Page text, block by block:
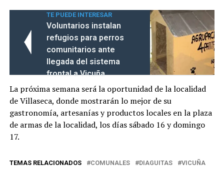
TE PUEDE INTERESAR
Voluntarios instalan
refugios para perros
comunitarios ante
llegada del sistema
frontal a Vicuña
La próxima semana será la oportunidad de la localidad
de Villaseca, donde mostrarán lo mejor de su
gastronomía, artesanías y productos locales en la plaza
de armas de la localidad, los días sábado 16 y domingo
17.
TEMAS RELACIONADOS COMUNALES DIAGUITAS VICUÑA